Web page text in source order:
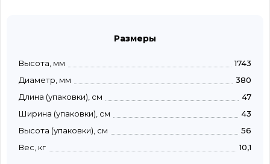
Размеры
Высота, мм
1743
Диаметр, мм
380
Длина (упаковки), см
47
Ширина (упаковки), см
43
Высота (упаковки), см
56
Вес, кг
10,1